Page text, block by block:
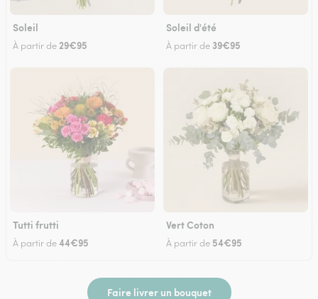
Soleil
À partir de29€95
Soleil d'été
À partir de 39€95
Tutti frutti
À partir de44€95
Vert Coton
À partir de 54€95
Faire livrer un bouquet